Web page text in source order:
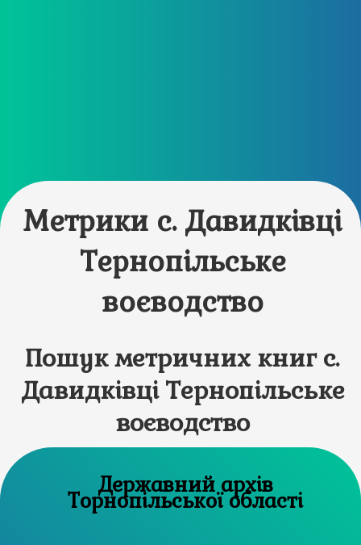
Метрики с. Давидківці
Тернопільське
воєводство
Пошук метричних книг с.
Давидківці Тернопільське
воєводство
Державний архів
Торнопільської області